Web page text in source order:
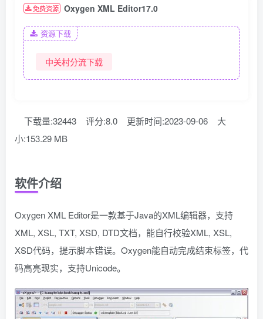
免费资源 Oxygen XML Editor17.0
资源下载
中关村分流下载
下载量:32443 评分:8.0 更新时间:2023-09-06
大
小:153.29 MB
软件介绍
Oxygen XML Editor是一款基于Java的XML编辑器，支持
XML, XSL, TXT, XSD, DTD文档，能自行校验XML, XSL,
XSD代码，提示脚本错误。Oxygen能自动完成结束标签，代
码高亮现实，支持Unicode。